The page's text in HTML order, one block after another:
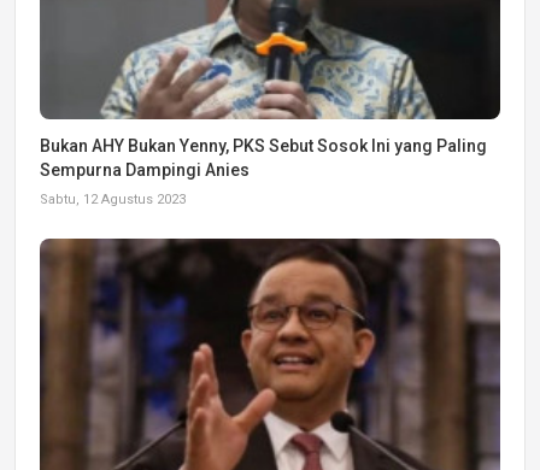
Bukan AHY Bukan Yenny, PKS Sebut Sosok Ini yang Paling
Sempurna Dampingi Anies
Sabtu, 12 Agustus 2023